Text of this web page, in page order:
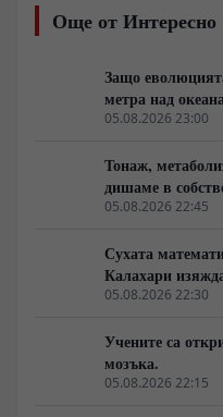
анализ обаче сочат
желязо-манганови
търсят изчезнали
крие в логистиката и
некартографирано.
Още от Интересно
Защо
метра над
05.08.2026 23:00
Тонаж,
дишаме в
05.08.2026 22:45
Сухата
Калахари
05.08.2026 22:30
Учените са
мозъка.
05.08.2026 22:15